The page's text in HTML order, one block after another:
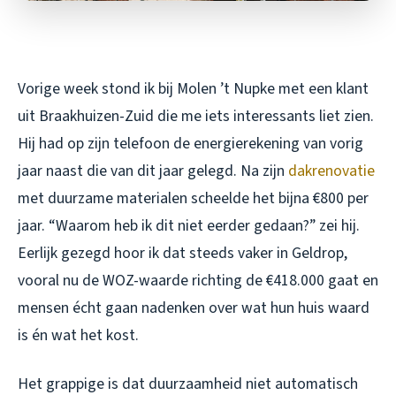
Vorige week stond ik bij Molen ’t Nupke met een klant
uit Braakhuizen-Zuid die me iets interessants liet zien.
Hij had op zijn telefoon de energierekening van vorig
jaar naast die van dit jaar gelegd. Na zijn dakrenovatie
met duurzame materialen scheelde het bijna €800 per
jaar. “Waarom heb ik dit niet eerder gedaan?” zei hij.
Eerlijk gezegd hoor ik dat steeds vaker in Geldrop,
vooral nu de WOZ-waarde richting de €418.000 gaat en
mensen écht gaan nadenken over wat hun huis waard
is én wat het kost.
Het grappige is dat duurzaamheid niet automatisch